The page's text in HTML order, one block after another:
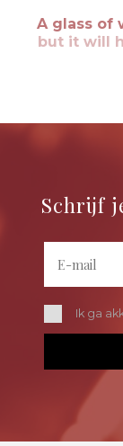
A glass of
but it will
Schrijf
Ik ga